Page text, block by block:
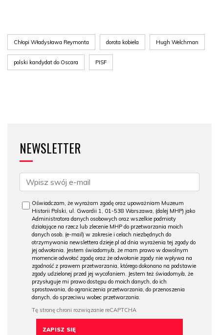
Chłopi Władysława Reymonta dorota kobiela Hugh Welchman
polski kandydat do Oscara PISF
NEWSLETTER
Oświadczam, że wyrażam zgodę oraz upoważniam Muzeum
Historii Polski, ul. Gwardii 1, 01-538 Warszawa, (dalej MHP) jako
Administratora danych osobowych oraz wszelkie podmioty
działające na rzecz lub zlecenie MHP do przetwarzania moich
danych osob. (e-mail) w zakresie i celach niezbędnych do
otrzymywania newslettera dzieje.pl od dnia wyrażenia tej zgody do
jej odwołania. Jestem świadomy/a, że mam prawo w dowolnym
momencie odwołać zgodę oraz że odwołanie zgody nie wpływa na
zgodność z prawem przetwarzania, którego dokonano na podstawie
zgody udzielonej przed jej wycofaniem. Jestem też świadomy/a, że
przysługuje mi prawo dostępu do moich danych, do ich
sprostowania, do ograniczenia przetwarzania, do przenoszenia
danych, do sprzeciwu wobec przetwarzania.